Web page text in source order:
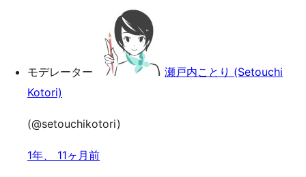
モデレーター
瀬戸内ことり (Setouchi
Kotori)
(@setouchikotori)
1年、 11ヶ月前